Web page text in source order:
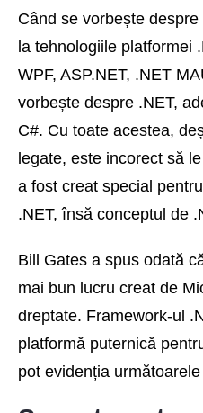
Când se vorbește
la tehnologiile platformei
WPF, ASP.NET, .NET
vorbește despre .NET,
C#. Cu toate acestea,
legate, este incorect să
a fost creat special
.NET, însă conceptul de
Bill Gates a spus odată
mai bun lucru creat de
dreptate. Framework-ul
platformă puternică
pot evidenția